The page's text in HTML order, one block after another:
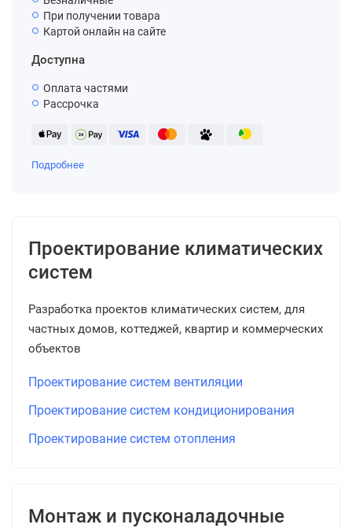
При получении товара
Картой онлайн на сайте
Доступна
Оплата частями
Рассрочка
Подробнее
Проектирование климатических
систем
Разработка проектов климатических систем, для
частных домов, коттеджей, квартир и коммерческих
объектов
Проектирование систем вентиляции
Проектирование систем кондиционирования
Проектирование систем отопления
Монтаж и пусконаладочные